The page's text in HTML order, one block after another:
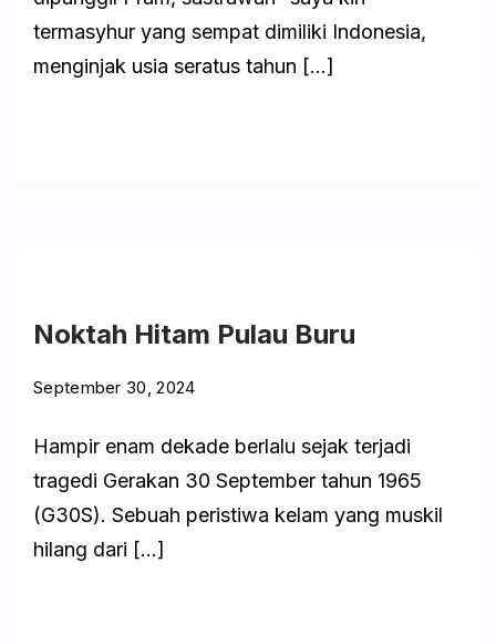
termasyhur yang sempat dimiliki Indonesia,
menginjak usia seratus tahun […]
Noktah Hitam Pulau Buru
September 30, 2024
Hampir enam dekade berlalu sejak terjadi
tragedi Gerakan 30 September tahun 1965
(G30S). Sebuah peristiwa kelam yang muskil
hilang dari […]